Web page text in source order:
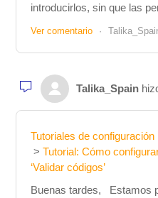
introducirlos, sin que las
Ver comentario
Talika_Spain
Tutoriales de configuración
Tutorial: Cómo
‘Validar códigos’
Buenas tardes, Estamos